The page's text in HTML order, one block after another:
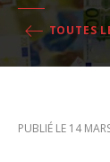
TOUTES
PUBLIÉ LE 14